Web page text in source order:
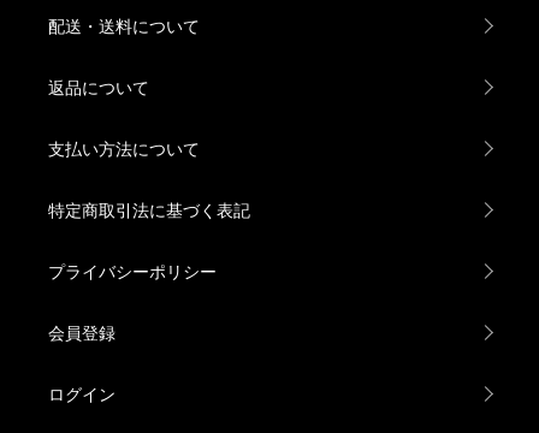
配送・送料について
返品について
支払い方法について
特定商取引法に基づく表記
プライバシーポリシー
会員登録
ログイン